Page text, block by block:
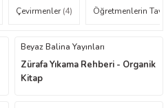
Çevirmenler(4) Öğretmenlerin
Beyaz Balina Yayınları
Zürafa Yıkama Rehberi - Organik
Kitap